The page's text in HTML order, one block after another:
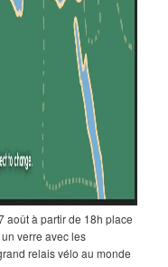
août à partir de 18h place
verre avec les
relais vélo au monde